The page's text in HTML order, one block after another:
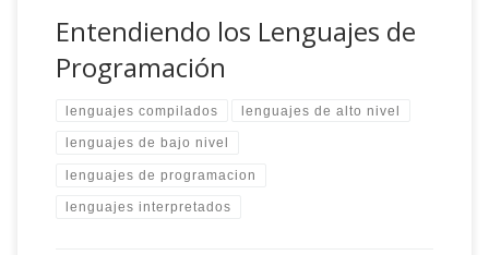
Entendiendo los Lenguajes de
Programación
lenguajes compilados lenguajes de alto nivel
lenguajes de bajo nivel
lenguajes de programacion
lenguajes interpretados